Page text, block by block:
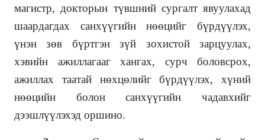
магистр, докторын түвшний сургалт явуулахад
шаардагдах санхүүгийн нөөцийг бүрдүүлэх,
үнэн зөв бүртгэн зүй зохистой зарцуулах,
хэвийн ажиллагааг хангах, сурч боловсрох,
ажиллах таатай нөхцөлийг бүрдүүлэх, хүний
нөөцийн болон санхүүгийн чадавхийг
дээшлүүлэхэд оршино.